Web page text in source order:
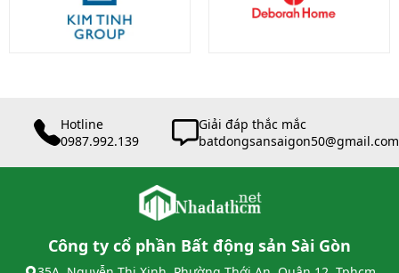
Hotline
0987.992.139
Giải đáp thắc mắc
batdongsansaigon50@gmail.com
Công ty cổ phần Bất động sản Sài Gòn